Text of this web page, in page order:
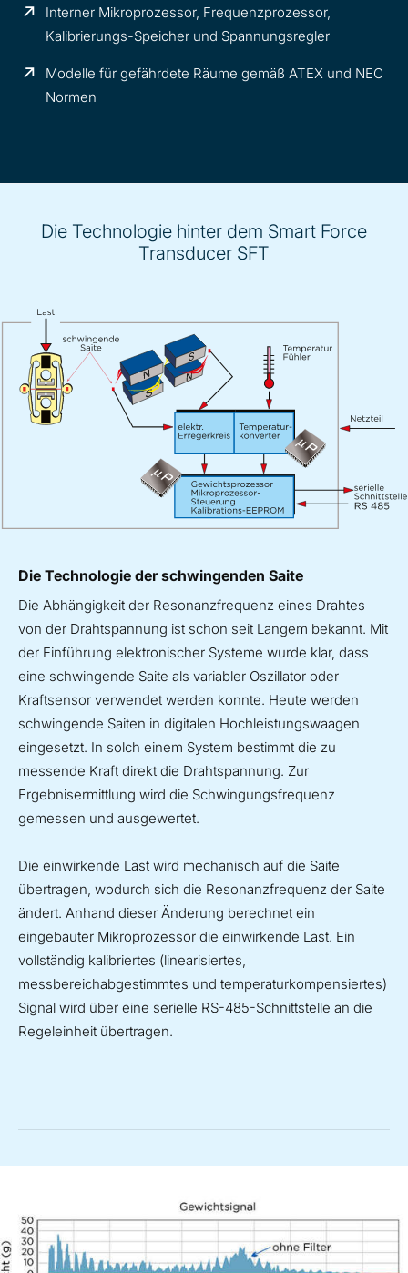
Interner Mikroprozessor, Frequenzprozessor,
Kalibrierungs-Speicher und Spannungsregler
Modelle für gefährdete Räume gemäß ATEX und NEC
Normen
Die Technologie hinter dem Smart Force
Transducer SFT
Die Technologie der schwingenden Saite
Die Abhängigkeit der Resonanzfrequenz eines Drahtes
von der Drahtspannung ist schon seit Langem bekannt. Mit
der Einführung elektronischer Systeme wurde klar, dass
eine schwingende Saite als variabler Oszillator oder
Kraftsensor verwendet werden konnte. Heute werden
schwingende Saiten in digitalen Hochleistungswaagen
eingesetzt. In solch einem System bestimmt die zu
messende Kraft direkt die Drahtspannung. Zur
Ergebnisermittlung wird die Schwingungsfrequenz
gemessen und ausgewertet.
Die einwirkende Last wird mechanisch auf die Saite
übertragen, wodurch sich die Resonanzfrequenz der Saite
ändert. Anhand dieser Änderung berechnet ein
eingebauter Mikroprozessor die einwirkende Last. Ein
vollständig kalibriertes (linearisiertes,
messbereichabgestimmtes und temperaturkompensiertes)
Signal wird über eine serielle RS-485-Schnittstelle an die
Regeleinheit übertragen.